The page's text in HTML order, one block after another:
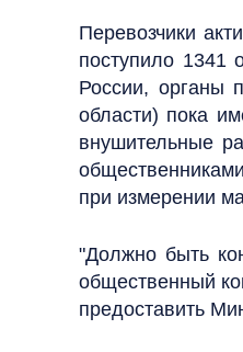
Перевозчики
поступило 1341
России, органы
области) пока
внушительные
при измерении
"Должно быть
общественный
предоставить